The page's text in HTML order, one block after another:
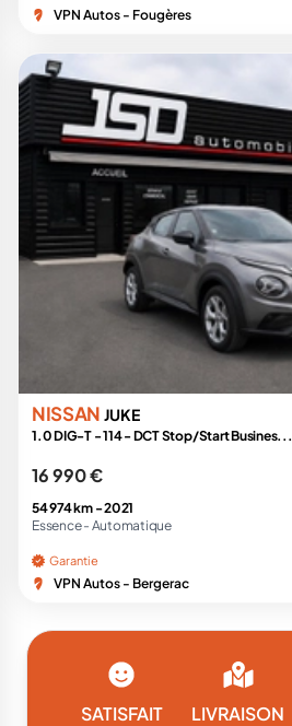
VPN Autos - Fougères
NISSAN JUKE
1.0 DIG-T - 114 - DCT Stop/Start Busines...
16 990 €
54 974 km -2021
Essence - Automatique
Garantie
VPN Autos - Bergerac
SATISFAIT LIVRAISON